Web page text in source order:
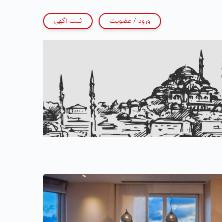
ورود / عضویت ثبت آگهی